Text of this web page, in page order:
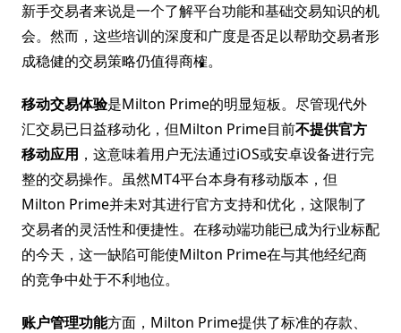
新手交易者来说是一个了解平台功能和基础交易知识的机
会。然而，这些培训的深度和广度是否足以帮助交易者形
成稳健的交易策略仍值得商榷。
移动交易体验是Milton Prime的明显短板。尽管现代外
汇交易已日益移动化，但Milton Prime目前不提供官方
移动应用 ，这意味着用户无法通过iOS或安卓设备进行完
整的交易操作。虽然MT4平台本身有移动版本，但
Milton Prime并未对其进行官方支持和优化，这限制了
交易者的灵活性和便捷性。在移动端功能已成为行业标配
的今天，这一缺陷可能使Milton Prime在与其他经纪商
的竞争中处于不利地位。
账户管理功能方面，Milton Prime提供了标准的存款、